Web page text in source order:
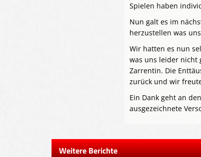
Spielen haben
Nun galt es im
herzustellen was
Wir hatten es nun
was uns leider nicht
Zarrentin. Die
zurück und wir
Ein Dank geht an
ausgezeichnete
Weitere Berichte